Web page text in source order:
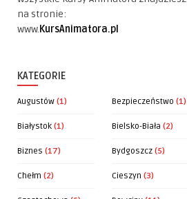
na stronie:
www.KursAnimatora.pl
KATEGORIE
Augustów (1) Bezpieczeństwo (1)
Białystok (1) Bielsko-Biała (2)
Biznes (17) Bydgoszcz (5)
Chełm (2) Cieszyn (3)